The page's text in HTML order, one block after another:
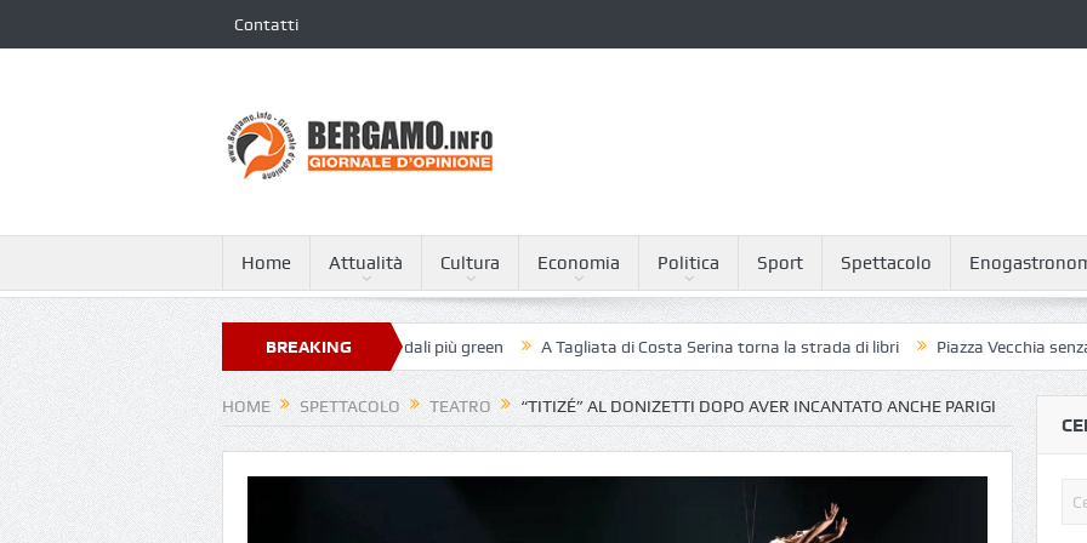
Contatti
Home Attualità Cultura Economia Politica Sport Spettacolo
BREAKING
NEWS
Giovanni XXIII nella classifica dei 250 ospedali più green A Tagliata di Costa Serina torna la strada di libri Piazza Vecchia senza
HOME SPETTACOLO TEATRO “TITIZÉ” AL DONIZETTI DOPO AVER INCANTATO ANCHE PARIGI